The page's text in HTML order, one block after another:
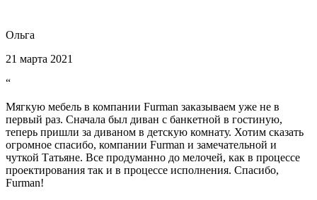
Ольга
21 марта 2021
“
Мягкую мебель в компании Furman заказываем уже не в
первый раз. Сначала был диван с банкетной в гостиную,
теперь пришли за диваном в детскую комнату. Хотим сказать
огромное спасибо, компании Furman и замечательной и
чуткой Татьяне. Все продуманно до мелочей, как в процессе
проектирования так и в процессе исполнения. Спасибо,
Furman!